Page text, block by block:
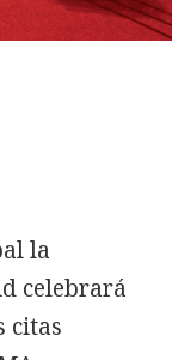
la
celebrará
citas